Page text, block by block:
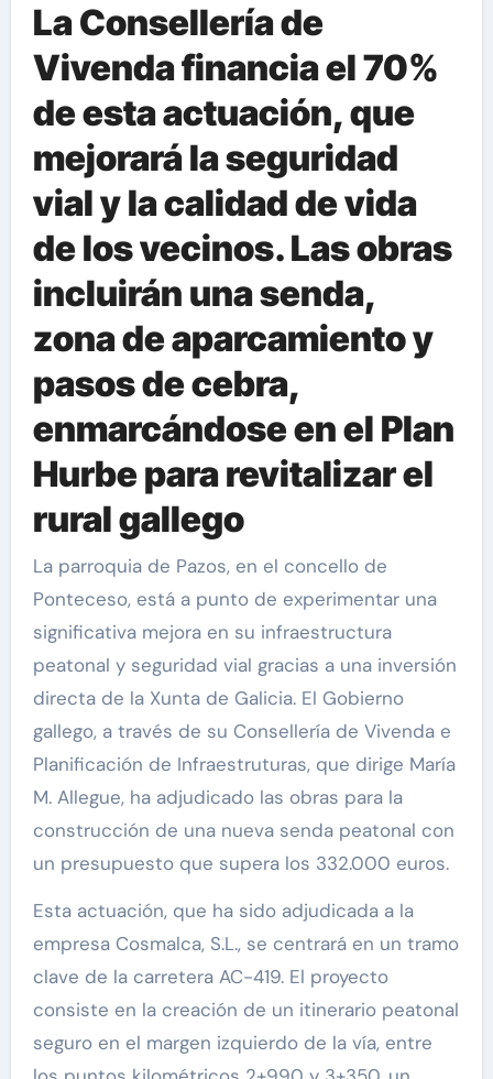
La Consellería de
Vivenda financia el 70%
de esta actuación, que
mejorará la seguridad
vial y la calidad de vida
de los vecinos. Las obras
incluirán una senda,
zona de aparcamiento y
pasos de cebra,
enmarcándose en el Plan
Hurbe para revitalizar el
rural gallego
La parroquia de Pazos, en el concello de
Ponteceso, está a punto de experimentar una
significativa mejora en su infraestructura
peatonal y seguridad vial gracias a una inversión
directa de la Xunta de Galicia. El Gobierno
gallego, a través de su Consellería de Vivenda e
Planificación de Infraestruturas, que dirige María
M. Allegue, ha adjudicado las obras para la
construcción de una nueva senda peatonal con
un presupuesto que supera los 332.000 euros.
Esta actuación, que ha sido adjudicada a la
empresa Cosmalca, S.L., se centrará en un tramo
clave de la carretera AC-419. El proyecto
consiste en la creación de un itinerario peatonal
seguro en el margen izquierdo de la vía, entre